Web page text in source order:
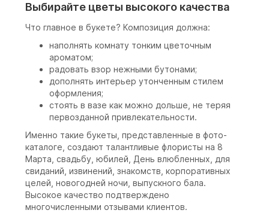
Выбирайте цветы высокого качества
Что главное в букете? Композиция должна:
наполнять комнату тонким цветочным
ароматом;
радовать взор нежными бутонами;
дополнять интерьер утонченным стилем
оформления;
стоять в вазе как можно дольше, не теряя
первозданной привлекательности.
Именно такие букеты, представленные в фото-
каталоге, создают талантливые флористы на 8
Марта, свадьбу, юбилей, День влюбленных, для
свиданий, извинений, знакомств, корпоративных
целей, новогодней ночи, выпускного бала.
Высокое качество подтверждено
многочисленными отзывами клиентов.